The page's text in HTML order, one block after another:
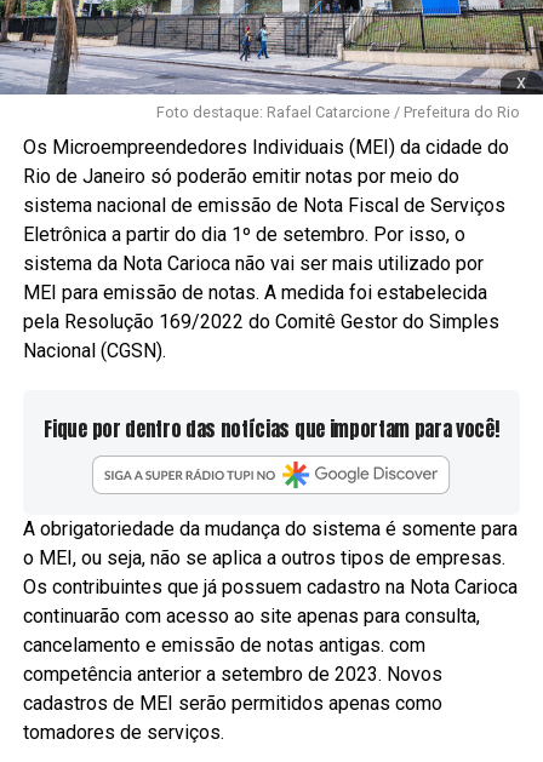
x
Foto destaque: Rafael Catarcione / Prefeitura do Rio
Os Microempreendedores Individuais (MEI) da cidade do
Rio de Janeiro só poderão emitir notas por meio do
sistema nacional de emissão de Nota Fiscal de Serviços
Eletrônica a partir do dia 1º de setembro. Por isso, o
sistema da Nota Carioca não vai ser mais utilizado por
MEI para emissão de notas. A medida foi estabelecida
pela Resolução 169/2022 do Comitê Gestor do Simples
Nacional (CGSN).
Fique por dentro das notícias que importam para você!
A obrigatoriedade da mudança do sistema é somente para
o MEI, ou seja, não se aplica a outros tipos de empresas.
Os contribuintes que já possuem cadastro na Nota Carioca
continuarão com acesso ao site apenas para consulta,
cancelamento e emissão de notas antigas. com
competência anterior a setembro de 2023. Novos
cadastros de MEI serão permitidos apenas como
tomadores de serviços.